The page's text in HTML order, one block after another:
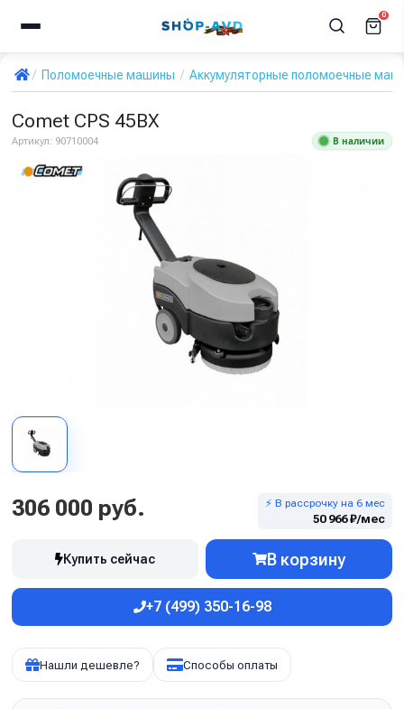
0
Поломоечные машины Аккумуляторные поломоечные
Comet CPS 45BX
Артикул: 90710004 В наличии
306 000 руб. ⚡ В рассрочку на 6 мес
50 966 ₽/мес
Купить сейчас В корзину
+7 (499) 350-16-98
Нашли дешевле? Способы оплаты